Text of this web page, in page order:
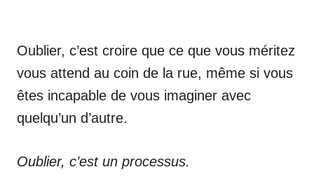
Oublier, c’est croire que ce que vous méritez
vous attend au coin de la rue, même si vous
êtes incapable de vous imaginer avec
quelqu’un d’autre.
Oublier, c’est un processus.